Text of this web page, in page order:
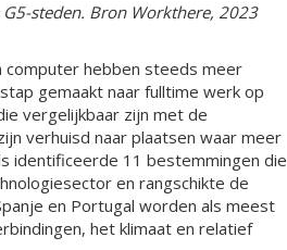
steden. Bron Workthere, 2023
computer hebben steeds meer
gemaakt naar fulltime werk op
vergelijkbaar zijn met de
verhuisd naar plaatsen waar meer
identificeerde 11 bestemmingen die
en rangschikte de
en Portugal worden als meest
het klimaat en relatief